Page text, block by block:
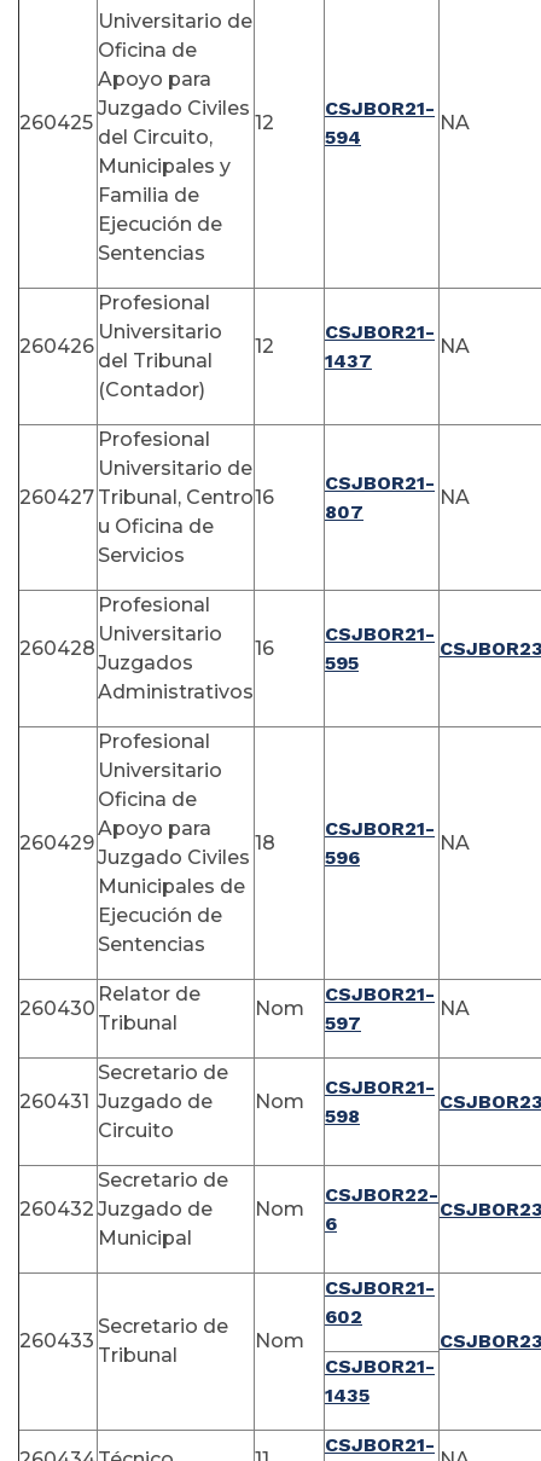
260425
Universitario de
Oficina de
Apoyo para
Juzgado Civiles
del Circuito,
Municipales y
Familia de
Ejecución de
Sentencias
12
CSJBOR21-
594
NA
260426
Profesional
Universitario
del Tribunal
(Contador)
12
CSJBOR21-
1437
NA
260427
Profesional
Universitario de
Tribunal, Centro
u Oficina de
Servicios
16
CSJBOR21-
807
NA
260428
Profesional
Universitario
Juzgados
Administrativos
16
CSJBOR21-
595
260429
Profesional
Universitario
Oficina de
Apoyo para
Juzgado Civiles
Municipales de
Ejecución de
Sentencias
18
CSJBOR21-
596
NA
260430
Relator de
Tribunal
Nom
CSJBOR21-
597
NA
260431
Secretario de
Juzgado de
Circuito
Nom
CSJBOR21-
598
260432
Secretario de
Juzgado de
Municipal
Nom
CSJBOR22-
6
260433
Secretario de
Tribunal
Nom
CSJBOR21-
602
CSJBOR21-
1435
CSJBOR21-